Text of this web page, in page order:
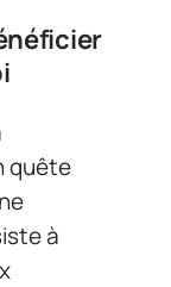
quête
à